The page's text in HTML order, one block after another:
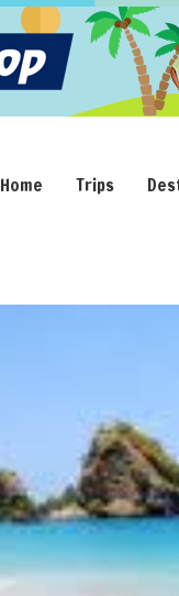
Home Trips